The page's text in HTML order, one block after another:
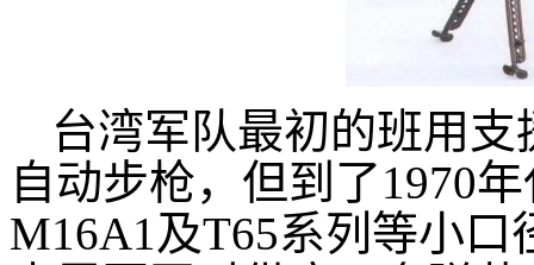
台湾军队最初的班用
自动步枪，但到了1970
M16A1及T65系列等小